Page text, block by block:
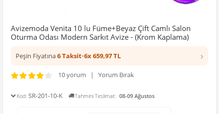
Avizemoda Venita 10 lu Füme+Beyaz Çift Camlı Salon
Oturma Odası Modern Sarkıt Avize - (Krom Kaplama)
Peşin Fiyatına6 Taksit•6x 659,97 TL ›
10 yorum | Yorum Bırak
Kod: SR-201-10-K Tahmini Teslimat: 08-09 Ağustos